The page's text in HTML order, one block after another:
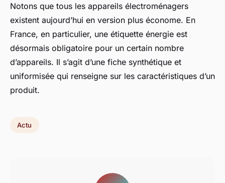
Notons que tous les appareils électroménagers
existent aujourd’hui en version plus économe. En
France, en particulier, une étiquette énergie est
désormais obligatoire pour un certain nombre
d’appareils. Il s’agit d’une fiche synthétique et
uniformisée qui renseigne sur les caractéristiques d’un
produit.
Actu